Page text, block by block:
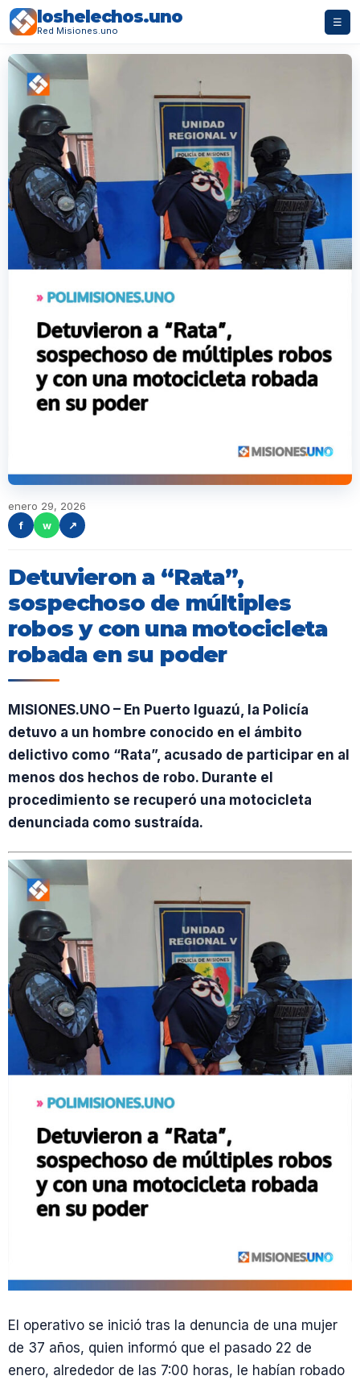
loshelechos.uno
Red Misiones.uno
☰
enero 29, 2026
f
w ↗
Detuvieron a “Rata”,
sospechoso de múltiples
robos y con una motocicleta
robada en su poder
MISIONES.UNO – En Puerto Iguazú, la Policía
detuvo a un hombre conocido en el ámbito
delictivo como “Rata”, acusado de participar en al
menos dos hechos de robo. Durante el
procedimiento se recuperó una motocicleta
denunciada como sustraída.
El operativo se inició tras la denuncia de una mujer
de 37 años, quien informó que el pasado 22 de
enero, alrededor de las 7:00 horas, le habían robado